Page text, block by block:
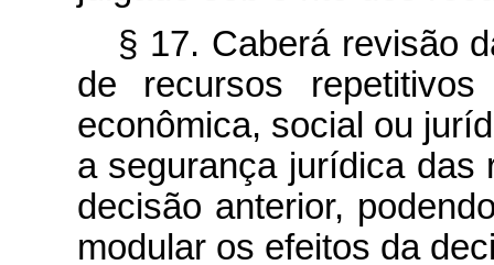
§ 17. Caberá revisão
de recursos
econômica, social ou
a segurança jurídica das
decisão anterior,
modular os efeitos da